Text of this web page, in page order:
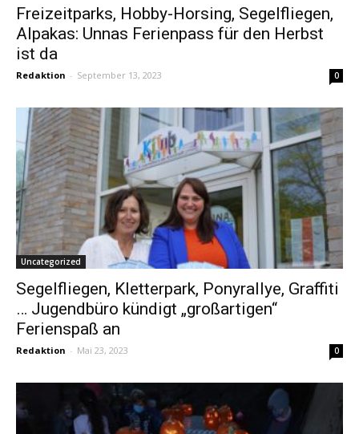
Freizeitparks, Hobby-Horsing, Segelfliegen,
Alpakas: Unnas Ferienpass für den Herbst
ist da
Redaktion - September 13, 2023 0
Uncategorized
Segelfliegen, Kletterpark, Ponyrallye, Graffiti
… Jugendbüro kündigt „großartigen“
Ferienspaß an
Redaktion - Mai 23, 2023 0